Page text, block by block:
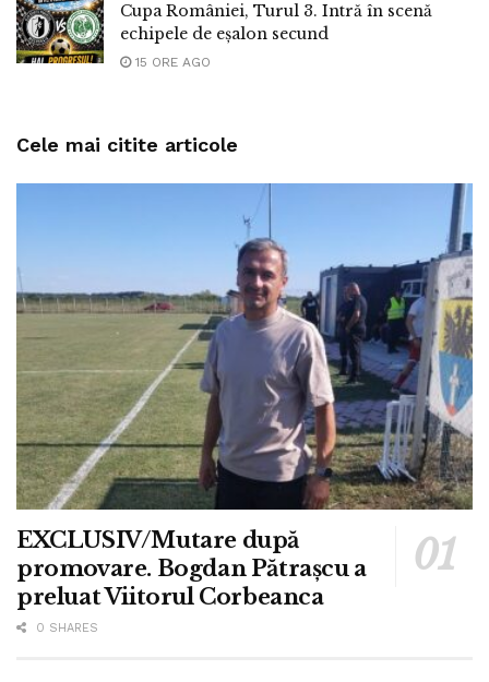
Cupa României, Turul 3. Intră în scenă
echipele de eșalon secund
15 ORE AGO
Cele mai citite articole
EXCLUSIV/Mutare după
promovare. Bogdan Pătrașcu a
preluat Viitorul Corbeanca
0 SHARES